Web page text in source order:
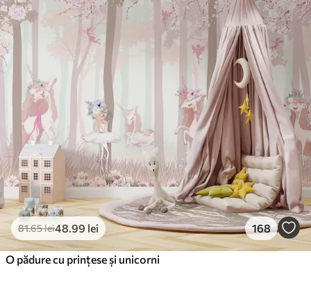
166 .99 lei
Premium
220.02 .01
Vinil Premium
250.00 150 .00lei /m²
Peel and Stick
300.00 180.00lei/m²
81.65lei48.99 lei 168
O pădure cu prințese și unicorni